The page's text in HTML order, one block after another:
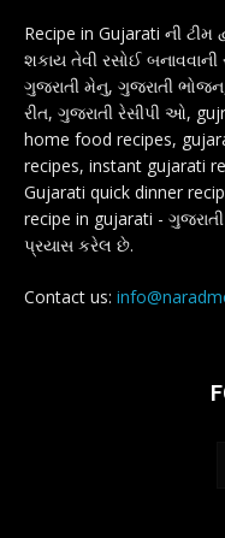
Recipe in Gujarati ની ટીમ
શકાય તેવી રસોઈ બનાવવાની
ગુજરાતી મેનુ, ગુજરાતી ભોજન,
રીત, ગુજરાતી રેસીપી ઓ,
home food recipes,
recipes, instant gujarati
Gujarati quick dinner
recipe in gujarati -
પ્રયાસ કરેલ છે.
Contact us: